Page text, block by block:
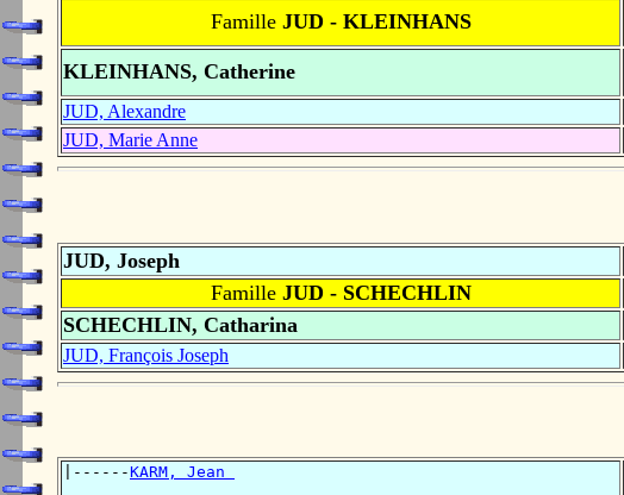
Famille JUD - KLEINHANS
KLEINHANS, Catherine
JUD, Alexandre
JUD, Marie Anne
JUD, Joseph
Famille JUD - SCHECHLIN
SCHECHLIN, Catharina
JUD, François Joseph
|------KARM, Jean